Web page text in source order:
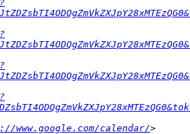
www.google.com/calendar/